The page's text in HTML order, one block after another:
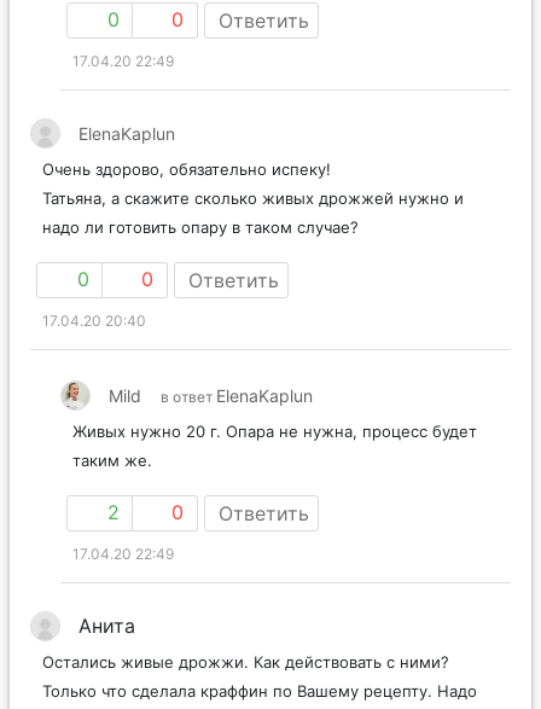
0 0 Ответить
17.04.20 22:49
ElenaKaplun
Очень здорово, обязательно испеку!
Татьяна, а скажите сколько живых дрожжей нужно и
надо ли готовить опару в таком случае?
0 0 Ответить
17.04.20 20:40
Mild в ответ ElenaKaplun
Живых нужно 20 г. Опара не нужна, процесс будет
таким же.
2 0 Ответить
17.04.20 22:49
Анита
Остались живые дрожжи. Как действовать с ними?
Только что сделала краффин по Вашему рецепту. Надо